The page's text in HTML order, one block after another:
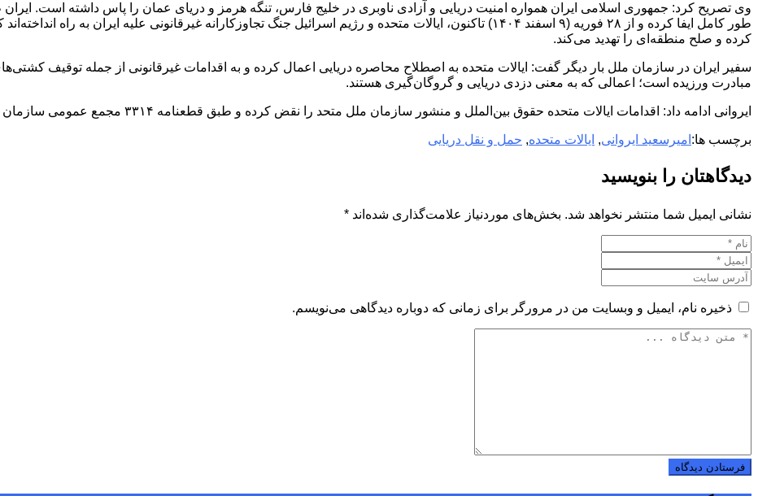
وی تصریح کرد: جمهوری اسلامی ایران همواره امنیت دریایی و آزادی ناوبری در خلیج فارس، تنگه هرمز و دریای عمان را پاس داشته است.
طور کامل ایفا کرده و از ۲۸ فوریه (۹ اسفند ۱۴۰۴) تاکنون، ایالات متحده و رژیم اسرائیل جنگ تجاوزکارانه غیرقانونی علیه
کرده و صلح منطقه‌ای را تهدید می‌کند.
سفیر ایران در سازمان ملل بار دیگر گفت: ایالات متحده به اصطلاح محاصره دریایی اعمال کرده و به اقدامات غیرقانونی از جمله توقیف
مبادرت ورزیده است؛ اعمالی که به ‌معنی دزدی دریایی و گروگان‌گیری هستند.
ایروانی ادامه داد: اقدامات ایالات متحده حقوق بین‌الملل و منشور سازمان ملل متحد را نقض کرده و طبق قطعنامه ۳۳۱۴ مجمع عمومی سازمان ملل متحد، اعمال تجاوزکارانه محسوب می‌شود.
برچسب ها: امیرسعید ایروانی, ایالات متحده, حمل و نقل دریایی
دیدگاهتان را بنویسید
نشانی ایمیل شما منتشر نخواهد شد. بخش‌های موردنیاز علامت‌گذاری شده‌اند *
ذخیره نام، ایمیل و وبسایت من در مرورگر برای زمانی که دوباره دیدگاهی می‌نویسم.